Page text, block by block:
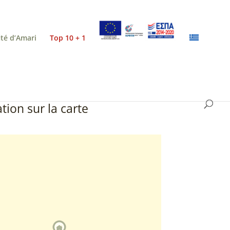
d’Amari Top 10 + 1
sur la carte